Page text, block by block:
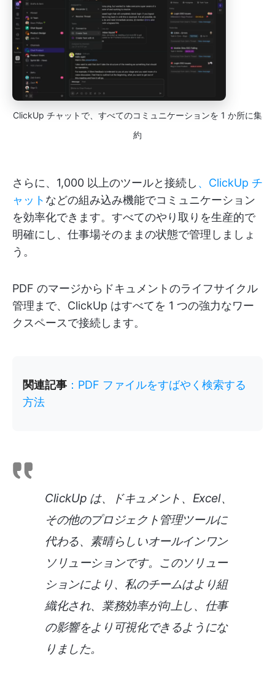
ClickUp チャットで、すべてのコミュニケーションを 1 か所に集
約
さらに、1,000 以上のツールと接続し 、ClickUp チ
ャット などの組み込み機能でコミュニケーション
を効率化できます。すべてのやり取りを生産的で
明確にし、仕事場そのままの状態で管理しましょ
う。
PDF のマージからドキュメントのライフサイクル
管理まで、ClickUp はすべてを 1 つの強力なワー
クスペースで接続します。
関連記事 ：PDF ファイルをすばやく検索する
方法
ClickUp は、ドキュメント、Excel、
その他のプロジェクト管理ツールに
代わる、素晴らしいオールインワン
ソリューションです。このソリュー
ションにより、私のチームはより組
織化され、業務効率が向上し、仕事
の影響をより可視化できるようにな
りました。